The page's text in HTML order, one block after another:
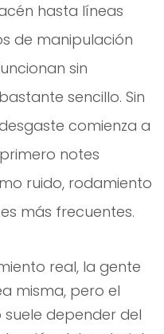
hasta líneas
de manipulación
sin
sencillo. Sin
comienza a
notes
ruido, rodamiento
más frecuentes.
real, la gente
misma, pero el
depender del